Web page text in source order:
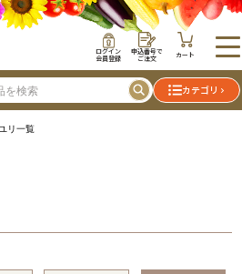
ログイン
会員登録
申込番号で
ご注文 カート
カテゴリ
リ一覧